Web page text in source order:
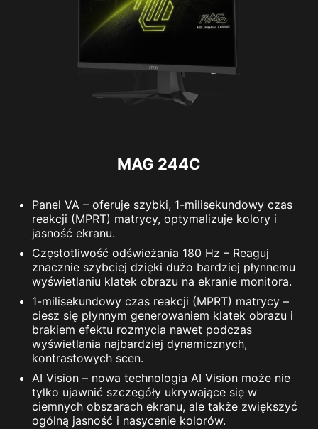
MAG 244C
Panel VA – oferuje szybki, 1-milisekundowy czas
reakcji (MPRT) matrycy, optymalizuje kolory i
jasność ekranu.
Częstotliwość odświeżania 180 Hz – Reaguj
znacznie szybciej dzięki dużo bardziej płynnemu
wyświetlaniu klatek obrazu na ekranie monitora.
1-milisekundowy czas reakcji (MPRT) matrycy –
ciesz się płynnym generowaniem klatek obrazu i
brakiem efektu rozmycia nawet podczas
wyświetlania najbardziej dynamicznych,
kontrastowych scen.
AI Vision – nowa technologia AI Vision może nie
tylko ujawnić szczegóły ukrywające się w
ciemnych obszarach ekranu, ale także zwiększyć
ogólną jasność i nasycenie kolorów.